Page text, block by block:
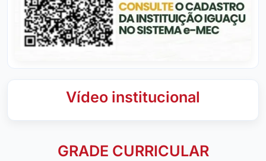
Vídeo institucional
GRADE CURRICULAR